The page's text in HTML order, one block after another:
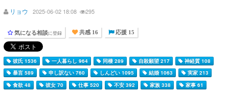
リョウ 2025-06-02 18:08 295
気になる相談に登録 共感 16 応援 15
彼氏 1536 一人暮らし 964 同棲 289 自殺願望 217
神経質 108
暴言 589
申し訳ない 760 しんどい 1095 結婚 1063
実家 213
食欲 48
彼女 70 仕事 520 不安 392 家族 338 家事 61